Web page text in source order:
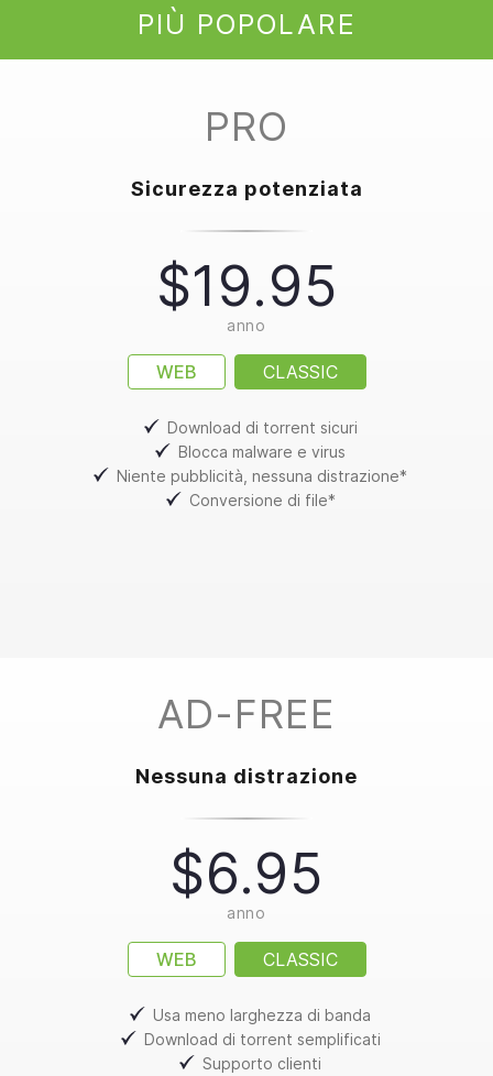
PIÙ POPOLARE
PRO
Sicurezza potenziata
$19.95
anno
WEB CLASSIC
Download di torrent sicuri
Blocca malware e virus
Niente pubblicità, nessuna distrazione*
Conversione di file*
AD-FREE
Nessuna distrazione
$6.95
anno
WEB CLASSIC
Usa meno larghezza di banda
Download di torrent semplificati
Supporto clienti